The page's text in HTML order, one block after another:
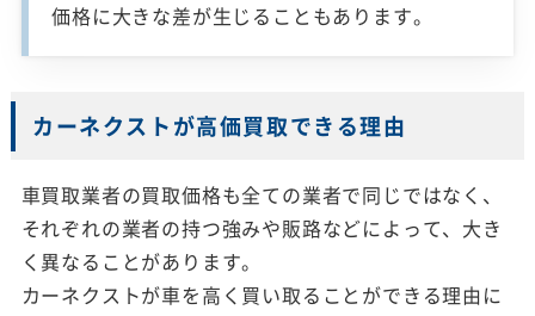
価格に大きな差が生じることもあります。
カーネクストが高価買取できる理由
車買取業者の買取価格も全ての業者で同じではなく、
それぞれの業者の持つ強みや販路などによって、大き
く異なることがあります。
カーネクストが車を高く買い取ることができる理由に